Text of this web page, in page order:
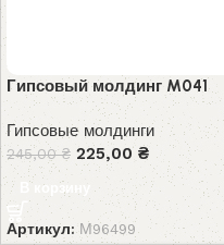
Гипсовый молдинг M041
Гипсовые молдинги
245,00₴ 225,00 ₴
В корзину
Артикул:М96499